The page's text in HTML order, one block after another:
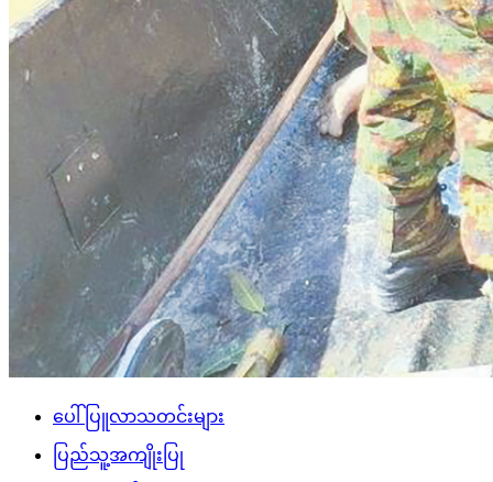
ပေါ်ပြူလာသတင်းများ
ပြည်သူ့အကျိုးပြု